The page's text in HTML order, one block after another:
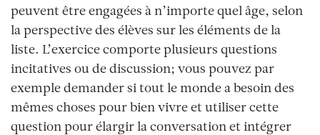
peuvent être engagées à n’importe quel âge, selon
la perspective des élèves sur les éléments de la
liste. L’exercice comporte plusieurs questions
incitatives ou de discussion; vous pouvez par
exemple demander si tout le monde a besoin des
mêmes choses pour bien vivre et utiliser cette
question pour élargir la conversation et intégrer